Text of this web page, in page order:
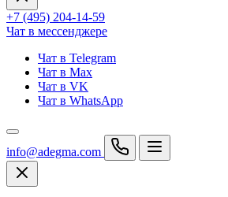
+7 (495) 204-14-59
Чат в мессенджере
Чат в Telegram
Чат в Max
Чат в VK
Чат в WhatsApp
info@adegma.com